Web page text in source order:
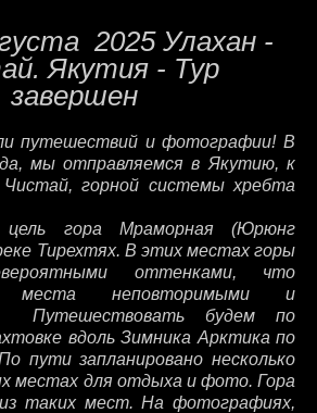
2025 Улахан -
Якутия - Тур
завершен
путешествий и фотографии! В
мы отправляемся в Якутию, к
горной системы хребта
цель гора Мраморная (Юрюнг
Тирехтях. В этих местах горы
оттенками, что
неповторимыми и
Путешествовать будем по
вдоль Зимника Арктика по
пути запланировано несколько
местах для отдыха и фото. Гора
таких мест. На фотографиях,